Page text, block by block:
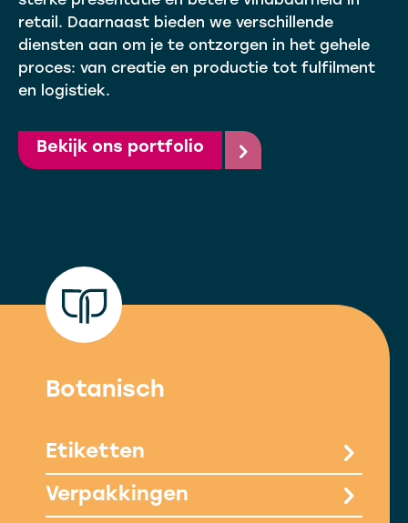
retail. Daarnaast bieden we verschillende
diensten aan om je te ontzorgen in het gehele
proces: van creatie en productie tot fulfilment
en logistiek.
Bekijk ons portfolio
Botanisch
Etiketten
Verpakkingen